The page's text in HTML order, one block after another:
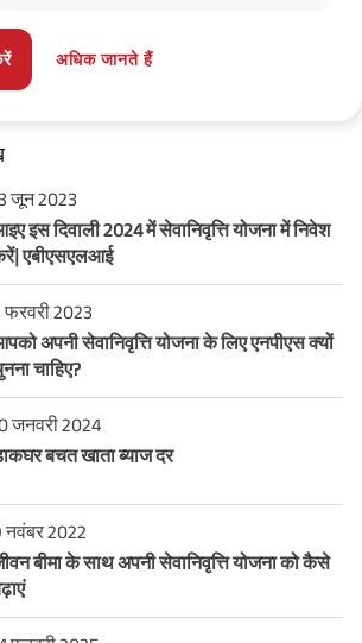
अधिक जानते हैं
जून 2023
इस दिवाली 2024 में सेवानिवृत्ति योजना में निवेश
एबीएसएलआई
फरवरी 2023
अपनी सेवानिवृत्ति योजना के लिए एनपीएस क्यों
चाहिए?
जनवरी 2024
बचत खाता ब्याज दर
नवंबर 2022
बीमा के साथ अपनी सेवानिवृत्ति योजना को कैसे